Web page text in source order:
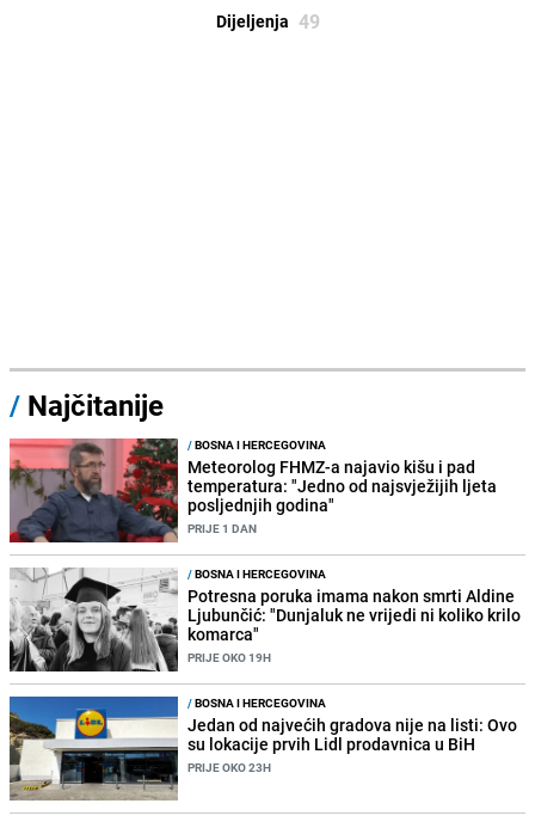
Dijeljenja 49
/ Najčitanije
/BOSNA I HERCEGOVINA
Meteorolog FHMZ-a najavio kišu i pad
temperatura: "Jedno od najsvježijih ljeta
posljednjih godina"
PRIJE 1 DAN
/BOSNA I HERCEGOVINA
Potresna poruka imama nakon smrti Aldine
Ljubunčić: "Dunjaluk ne vrijedi ni koliko krilo
komarca"
PRIJE OKO 19H
/BOSNA I HERCEGOVINA
Jedan od najvećih gradova nije na listi: Ovo
su lokacije prvih Lidl prodavnica u BiH
PRIJE OKO 23H